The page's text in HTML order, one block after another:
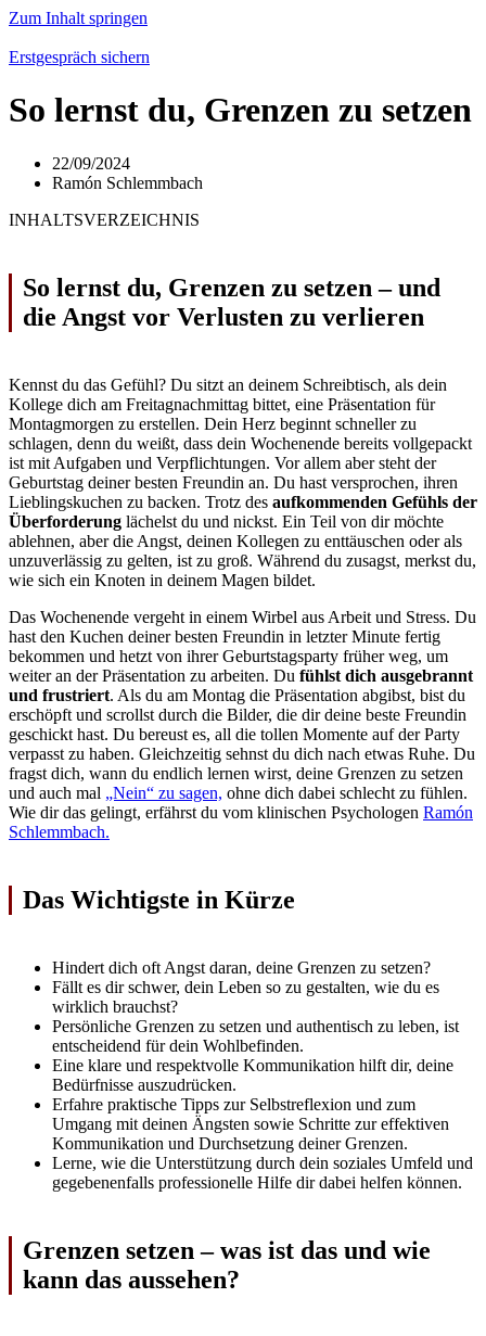
Zum Inhalt springen
Erstgespräch sichern
So lernst du, Grenzen zu setzen
22/09/2024
Ramón Schlemmbach
INHALTSVERZEICHNIS
So lernst du, Grenzen zu setzen – und
die Angst vor Verlusten zu verlieren
Kennst du das Gefühl? Du sitzt an deinem Schreibtisch, als dein
Kollege dich am Freitagnachmittag bittet, eine Präsentation für
Montagmorgen zu erstellen. Dein Herz beginnt schneller zu
schlagen, denn du weißt, dass dein Wochenende bereits vollgepackt
ist mit Aufgaben und Verpflichtungen. Vor allem aber steht der
Geburtstag deiner besten Freundin an. Du hast versprochen, ihren
Lieblingskuchen zu backen. Trotz des aufkommenden Gefühls der
Überforderung lächelst du und nickst. Ein Teil von dir möchte
ablehnen, aber die Angst, deinen Kollegen zu enttäuschen oder als
unzuverlässig zu gelten, ist zu groß. Während du zusagst, merkst du,
wie sich ein Knoten in deinem Magen bildet.
Das Wochenende vergeht in einem Wirbel aus Arbeit und Stress. Du
hast den Kuchen deiner besten Freundin in letzter Minute fertig
bekommen und hetzt von ihrer Geburtstagsparty früher weg, um
weiter an der Präsentation zu arbeiten. Du fühlst dich ausgebrannt
und frustriert. Als du am Montag die Präsentation abgibst, bist du
erschöpft und scrollst durch die Bilder, die dir deine beste Freundin
geschickt hast. Du bereust es, all die tollen Momente auf der Party
verpasst zu haben. Gleichzeitig sehnst du dich nach etwas Ruhe. Du
fragst dich, wann du endlich lernen wirst, deine Grenzen zu setzen
und auch mal „Nein“ zu sagen, ohne dich dabei schlecht zu fühlen.
Wie dir das gelingt, erfährst du vom klinischen Psychologen Ramón
Schlemmbach.
Das Wichtigste in Kürze
Hindert dich oft Angst daran, deine Grenzen zu setzen?
Fällt es dir schwer, dein Leben so zu gestalten, wie du es
wirklich brauchst?
Persönliche Grenzen zu setzen und authentisch zu leben, ist
entscheidend für dein Wohlbefinden.
Eine klare und respektvolle Kommunikation hilft dir, deine
Bedürfnisse auszudrücken.
Erfahre praktische Tipps zur Selbstreflexion und zum
Umgang mit deinen Ängsten sowie Schritte zur effektiven
Kommunikation und Durchsetzung deiner Grenzen.
Lerne, wie die Unterstützung durch dein soziales Umfeld und
gegebenenfalls professionelle Hilfe dir dabei helfen können.
Grenzen setzen – was ist das und wie
kann das aussehen?